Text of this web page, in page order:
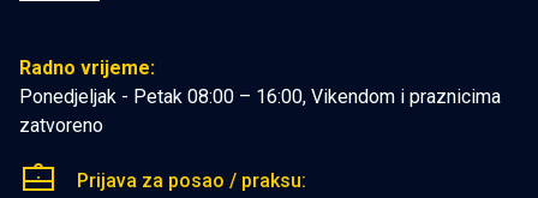
Radno vrijeme:
Ponedjeljak - Petak 08:00 – 16:00, Vikendom i praznicima
zatvoreno
Prijava za posao / praksu: